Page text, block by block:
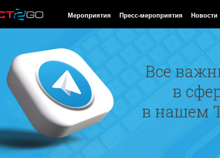
Мероприятия Пресс-мероприятия Новости